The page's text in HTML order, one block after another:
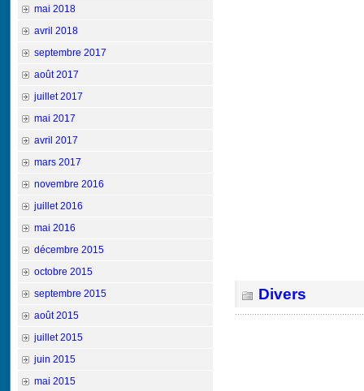
Divers
mai 2018
avril 2018
septembre 2017
août 2017
juillet 2017
mai 2017
avril 2017
mars 2017
novembre 2016
juillet 2016
mai 2016
décembre 2015
octobre 2015
septembre 2015
août 2015
juillet 2015
juin 2015
mai 2015